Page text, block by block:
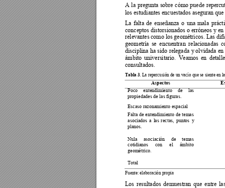
A la pregunta sobre cómo puede
los estudiantes encuestados aseguran
La falta de enseñanza o una mala
conceptos distorsionados o erróneos y
relevantes como los geométricos. Las
geometría se encuentran relacionadas
disciplina ha sido relegada y olvidada en
ámbito universitario. Veamos en de
consultados.
Tabla 3. La repercusión de un vacío que se siente en
Fuente: elaboración propia
Los resultados demuestran que entre
Aspectos
Poco entendimiento de
las
propiedades de las figuras.
Escaso razonamiento espacial
Falta de entendimiento de temas
asociados a las rectas, puntos y
planos.
Nula
asociación de
temas
cotidianos
con el
ámbito
geométrico.
Total